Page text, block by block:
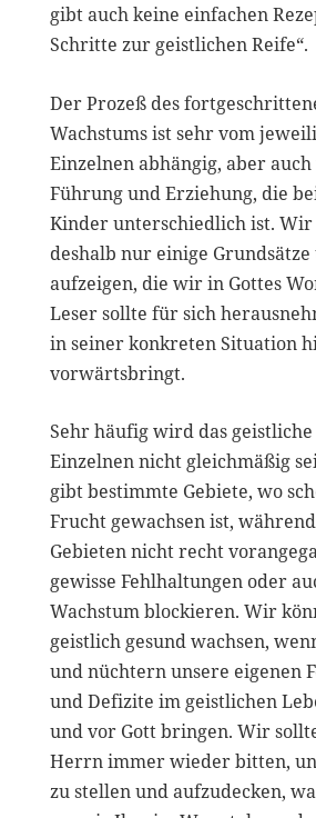
gibt auch keine einfachen
Schritte zur geistlichen Reife“.
Der Prozeß des
Wachstums ist sehr vom
Einzelnen abhängig, aber auch
Führung und Erziehung, die
Kinder unterschiedlich ist. Wir
deshalb nur einige
aufzeigen, die wir in Gottes
Leser sollte für sich
in seiner konkreten Situation
vorwärtsbringt.
Sehr häufig wird das geistliche
Einzelnen nicht gleichmäßig
gibt bestimmte Gebiete, wo
Frucht gewachsen ist,
Gebieten nicht recht
gewisse Fehlhaltungen oder
Wachstum blockieren. Wir
geistlich gesund wachsen,
und nüchtern unsere eigenen
und Defizite im geistlichen
und vor Gott bringen. Wir
Herrn immer wieder bitten,
zu stellen und aufzudecken,